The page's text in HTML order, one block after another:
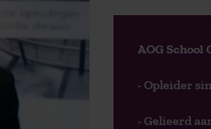
AOG School
- Opleider
- Gelieerd